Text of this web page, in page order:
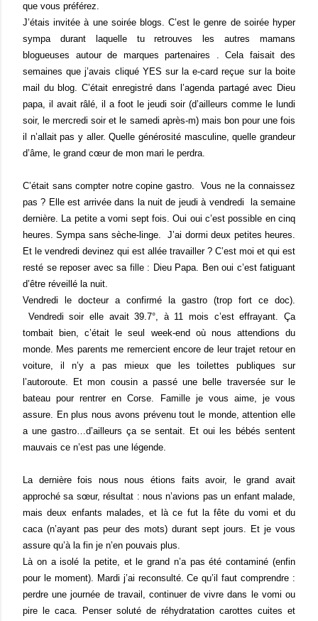
que vous préférez.
J’étais invitée à une soirée blogs. C’est le genre de soirée hyper
sympa durant laquelle tu retrouves les autres mamans
blogueuses autour de marques partenaires . Cela faisait des
semaines que j’avais cliqué YES sur la e-card reçue sur la boite
mail du blog. C’était enregistré dans l’agenda partagé avec Dieu
papa, il avait râlé, il a foot le jeudi soir (d’ailleurs comme le lundi
soir, le mercredi soir et le samedi après-m) mais bon pour une fois
il n’allait pas y aller. Quelle générosité masculine, quelle grandeur
d’âme, le grand cœur de mon mari le perdra.
C’était sans compter notre copine gastro.
Vous ne la connaissez
pas ? Elle est arrivée dans la nuit de jeudi à vendredi
la semaine
dernière. La petite a vomi sept fois. Oui oui c’est possible en cinq
heures. Sympa sans sèche-linge.
J’ai dormi deux petites heures.
Et le vendredi devinez qui est allée travailler ? C’est moi et qui est
resté se reposer avec sa fille : Dieu Papa. Ben oui c’est fatiguant
d’être réveillé la nuit.
Vendredi le docteur a confirmé la gastro (trop fort ce doc).
Vendredi soir elle avait 39.7°, à 11 mois c’est effrayant. Ça
tombait bien, c’était le seul week-end où nous attendions du
monde. Mes parents me remercient encore de leur trajet retour en
voiture, il n’y a pas mieux que les toilettes publiques sur
l’autoroute. Et mon cousin a passé une belle traversée sur le
bateau pour rentrer en Corse. Famille je vous aime, je vous
assure. En plus nous avons prévenu tout le monde, attention elle
a une gastro…d’ailleurs ça se sentait. Et oui les bébés sentent
mauvais ce n’est pas une légende.
La dernière fois nous nous étions faits avoir, le grand avait
approché sa sœur, résultat : nous n’avions pas un enfant malade,
mais deux enfants malades, et là ce fut la fête du vomi et du
caca (n’ayant pas peur des mots) durant sept jours. Et je vous
assure qu’à la fin je n’en pouvais plus.
Là on a isolé la petite, et le grand n’a pas été contaminé (enfin
pour le moment). Mardi j’ai reconsulté. Ce qu’il faut comprendre :
perdre une journée de travail, continuer de vivre dans le vomi ou
pire le caca. Penser soluté de réhydratation carottes cuites et